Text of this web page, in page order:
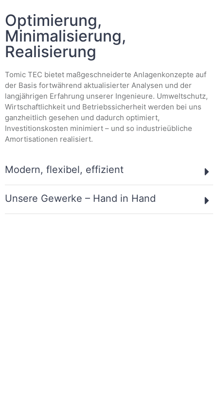
Optimierung,
Minimalisierung,
Realisierung
Tomic TEC bietet maßgeschneiderte Anlagenkonzepte auf
der Basis fortwährend aktualisierter Analysen und der
langjährigen Erfahrung unserer Ingenieure. Umweltschutz,
Wirtschaftlichkeit und Betriebssicherheit werden bei uns
ganzheitlich gesehen und dadurch optimiert,
Investitionskosten minimiert – und so industrieübliche
Amortisationen realisiert.
Modern, flexibel, effizient
Unsere Gewerke – Hand in Hand